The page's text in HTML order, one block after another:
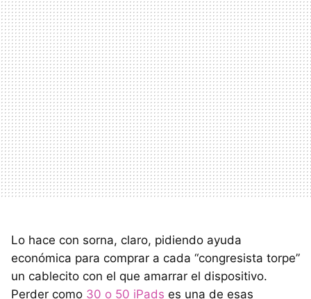
Lo hace con sorna, claro, pidiendo ayuda
económica para comprar a cada “congresista torpe”
un cablecito con el que amarrar el dispositivo.
Perder como 30 o 50 iPads es una de esas